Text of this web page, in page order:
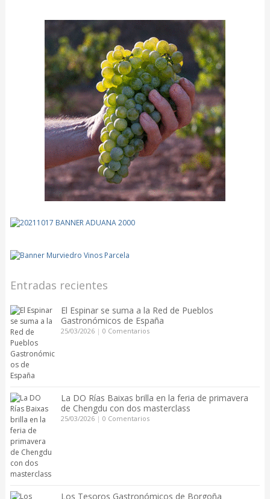
Entradas recientes
El Espinar se suma a la Red de Pueblos
Gastronómicos de España
25/03/2026| 0 Comentarios
La DO Rías Baixas brilla en la feria de primavera
de Chengdu con dos masterclass
25/03/2026| 0 Comentarios
Los Tesoros Gastronómicos de Borgoña